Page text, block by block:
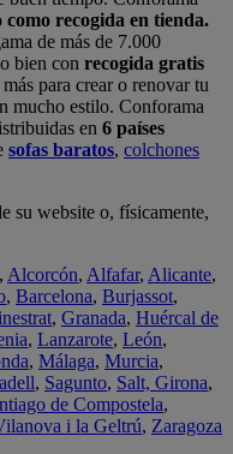
recogida en tienda.
de más de 7.000
bien con recogida gratis
para crear o renovar tu
mucho estilo. Conforama
en 6 países
sofas baratos, colchones
su website o, físicamente,
, Alcorcón, Alfafar, Alicante,
, Barcelona, Burjassot,
, Granada, Huércal de
, Lanzarote, León,
, Málaga, Murcia,
, Sagunto, Salt, Girona,
de Compostela,
i la Geltrú, Zaragoza